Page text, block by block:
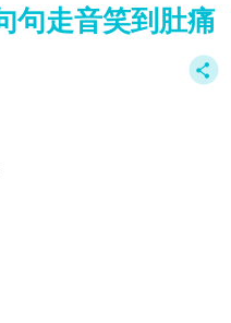
句走音笑到肚痛